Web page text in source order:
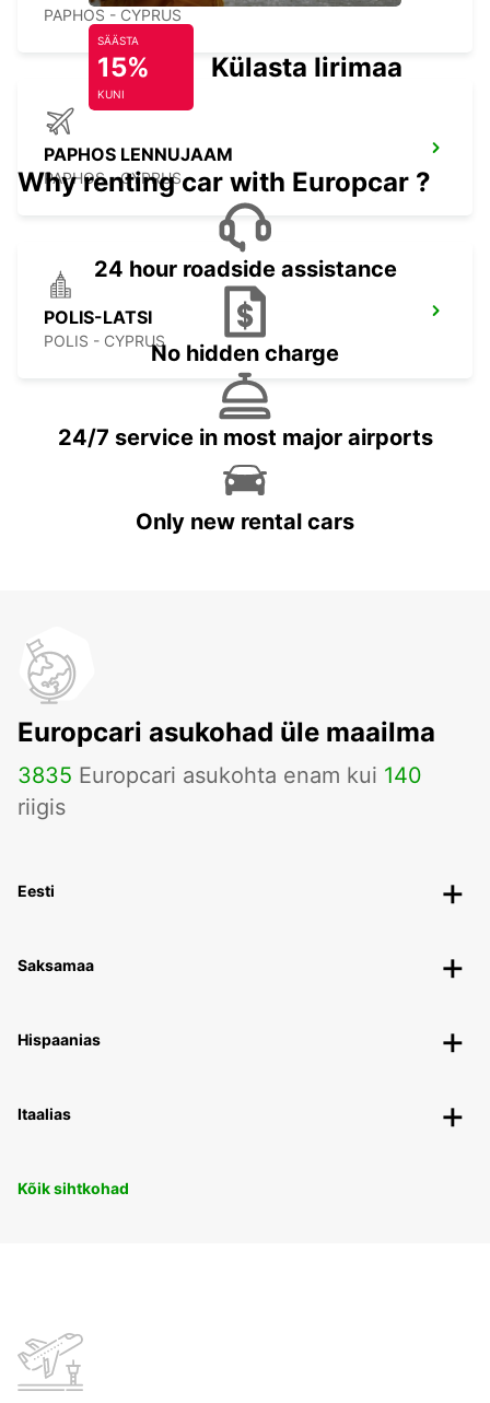
PAPHOS - CYPRUS
PAPHOS LENNUJAAM
PAPHOS - CYPRUS
POLIS-LATSI
POLIS - CYPRUS
SÄÄSTA
15%
KUNI
Külasta Iirimaad
Why renting car with Europcar ?
24 hour roadside assistance
No hidden charge
24/7 service in most major airports
Only new rental cars
Europcari asukohad üle maailma
3835 Europcari asukohta enam kui 140
riigis
Eesti
Saksamaa
Hispaanias
Itaalias
Kõik sihtkohad